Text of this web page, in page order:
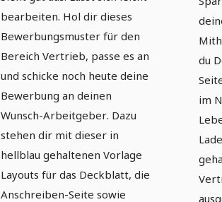
bearbeiten. Hol dir dieses
Bewerbungsmuster für den
Bereich Vertrieb, passe es an
und schicke noch heute deine
Bewerbung an deinen
Wunsch-Arbeitgeber. Dazu
stehen dir mit dieser in
hellblau gehaltenen Vorlage
Layouts für das Deckblatt, die
Anschreiben-Seite sowie
du
im